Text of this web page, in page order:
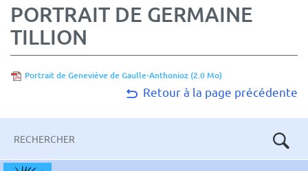
PORTRAIT DE GERMAINE
TILLION
Portrait de Geneviève de Gaulle-Anthonioz (2.0 Mo)
Retour à la page précédente
clés
Aller